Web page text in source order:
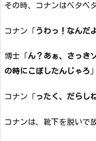
その時、コナンはベタベ
コナン「うわっ！なんだ
博士「ん？あぁ、さっき
の時にこぼしたんじゃろ」
コナン「ったく、だらし
コナンは、靴下を脱いで